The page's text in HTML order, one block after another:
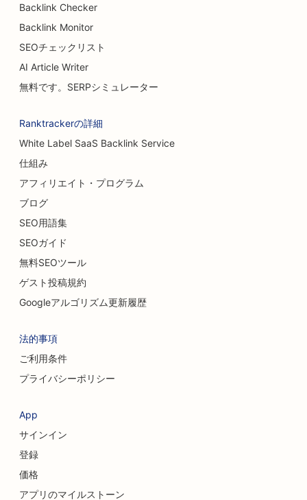
Backlink Checker
Backlink Monitor
SEOチェックリスト
AI Article Writer
無料です。SERPシミュレーター
Ranktrackerの詳細
White Label SaaS Backlink Service
仕組み
アフィリエイト・プログラム
ブログ
SEO用語集
SEOガイド
無料SEOツール
ゲスト投稿規約
Googleアルゴリズム更新履歴
法的事項
ご利用条件
プライバシーポリシー
App
サインイン
登録
価格
アプリのマイルストーン